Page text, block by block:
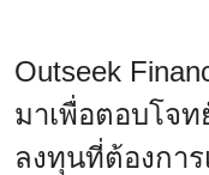
Outseek
มาเพื่อตอบโจ
ลงทุนที่ต้องกา